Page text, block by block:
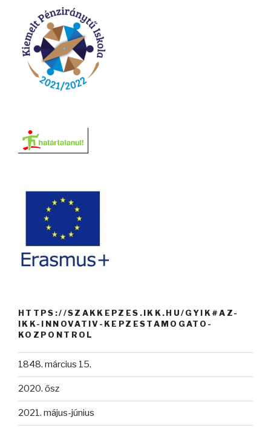
HTTPS://SZAKKEPZES.IKK.HU/GYIK#AZ-
IKK-INNOVATIV-KEPZESTAMOGATO-
KOZPONTROL
1848. március 15.
2020. ősz
2021. május-június